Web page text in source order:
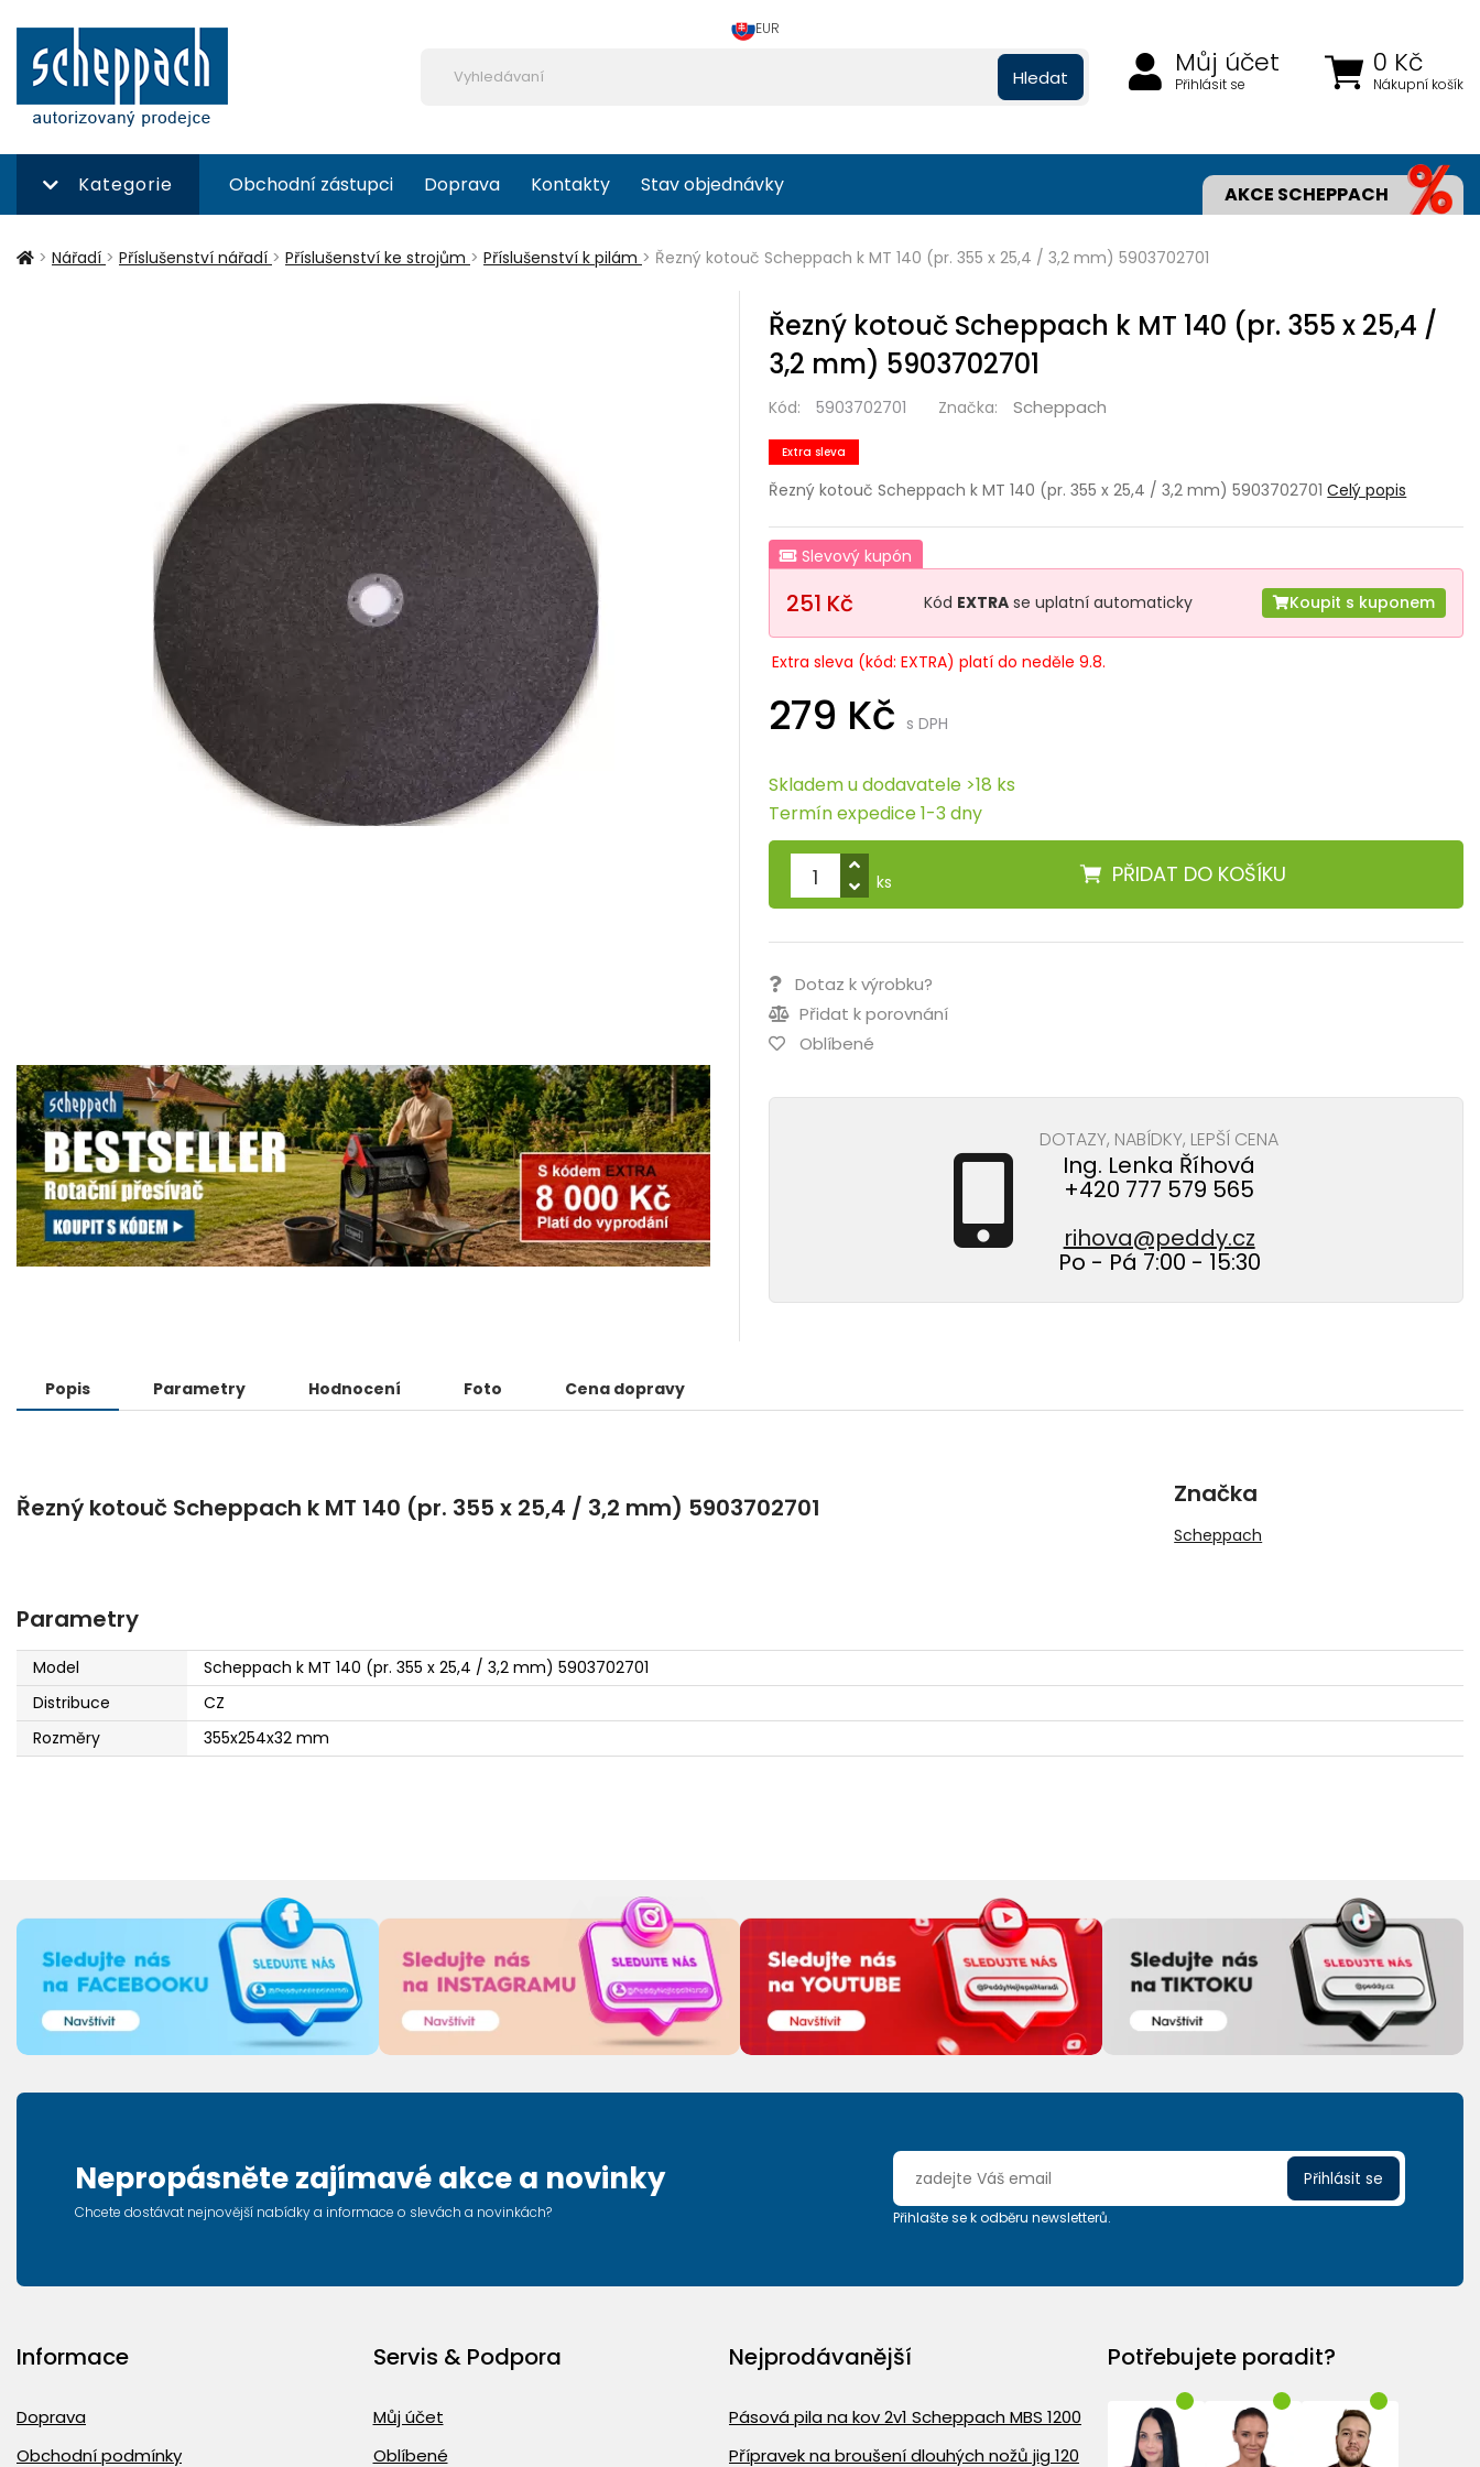
0 Kč
Nákupní košík
Můj účet
Přihlásit se
Hledat
EUR
Kategorie Obchodní zástupci Doprava Kontakty Stav objednávky AKCE SCHEPPACH
> Nářadí > Příslušenství nářadí > Příslušenství ke strojům > Příslušenství k pilám > Řezný kotouč Scheppach k MT 140 (pr. 355 x 25,4 / 3,2 mm) 5903702701
Řezný kotouč Scheppach k MT 140 (pr. 355 x 25,4 /
3,2 mm) 5903702701
Kód: 5903702701 Značka: Scheppach
Extra sleva
Řezný kotouč Scheppach k MT 140 (pr. 355 x 25,4 / 3,2 mm) 5903702701Celý popis
Slevový kupón
251 Kč Kód EXTRAse uplatní automaticky Koupit s kuponem
Extra sleva (kód: EXTRA) platí do neděle 9.8.
279 Kč s DPH
Skladem u dodavatele >18 ks
Termín expedice 1-3 dny
PŘIDAT DO KOŠÍKU
ks
Dotaz k výrobku?
Přidat k porovnání
Oblíbené
DOTAZY, NABÍDKY, LEPŠÍ CENA
Ing. Lenka Říhová
+420 777 579 565
rihova@peddy.cz
Po - Pá 7:00 - 15:30
Popis Parametry Hodnocení Foto Cena dopravy
Řezný kotouč Scheppach k MT 140 (pr. 355 x 25,4 / 3,2 mm) 5903702701 Značka
Scheppach
Parametry
Model
Scheppach k MT 140 (pr. 355 x 25,4 / 3,2 mm) 5903702701
Distribuce
CZ
Rozměry
355x254x32 mm
Nepropásněte zajímavé akce a novinky
Chcete dostávat nejnovější nabídky a informace o slevách a novinkách?
Přihlásit se
Přihlašte se k odběru newsletterů.
Informace
Doprava
Obchodní podmínky
Servis & Podpora
Můj účet
Oblíbené
Nejprodávanější
Pásová pila na kov 2v1 Scheppach MBS 1200
Přípravek na broušení dlouhých nožů jig 120
Potřebujete poradit?